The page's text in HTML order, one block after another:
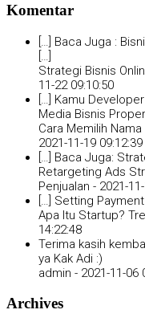
Komentar
[…] Baca Juga :
Strategi Bisnis
11-22 09:10:50
[…] Kamu
Media Bisnis
Cara Memilih
2021-11-19 09:12:39
[…] Baca Juga:
Retargeting Ads
Penjualan - 2021-
[…] Setting
Apa Itu Startup?
14:22:48
Terima kasih
ya Kak Adi :)
admin - 2021-11-06
Archives